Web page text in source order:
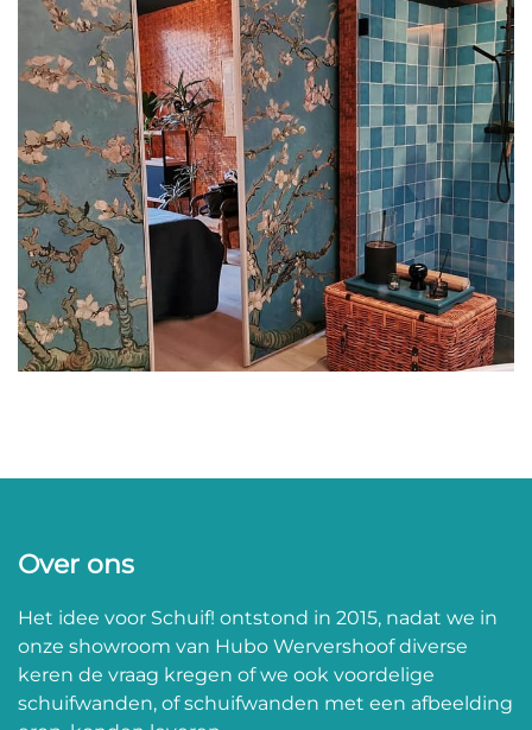
Over ons
Het idee voor Schuif! ontstond in 2015, nadat we in
onze showroom van Hubo Wervershoof diverse
keren de vraag kregen of we ook voordelige
schuifwanden, of schuifwanden met een afbeelding